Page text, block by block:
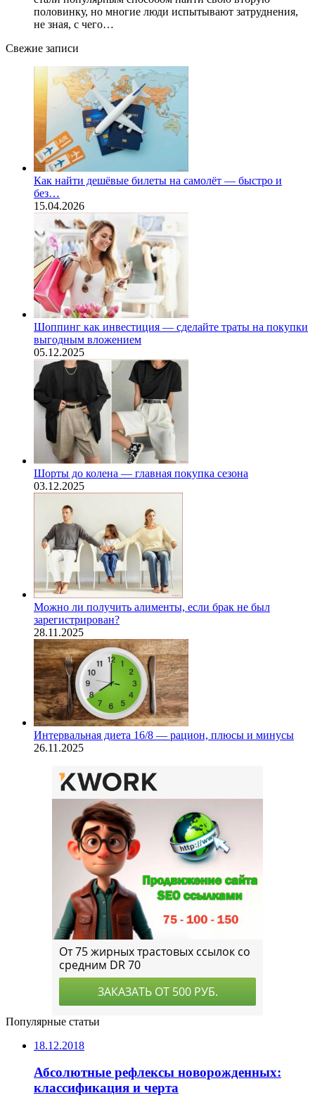
половинку, но многие люди испытывают затруднения,
не зная, с чего…
Свежие записи
Как найти дешёвые билеты на самолёт — быстро и
без…
15.04.2026
Шоппинг как инвестиция — сделайте траты на покупки
выгодным вложением
05.12.2025
Шорты до колена — главная покупка сезона
03.12.2025
Можно ли получить алименты, если брак не был
зарегистрирован?
28.11.2025
Интервальная диета 16/8 — рацион, плюсы и минусы
26.11.2025
Популярные статьи
18.12.2018
Абсолютные рефлексы новорожденных:
классификация и черта